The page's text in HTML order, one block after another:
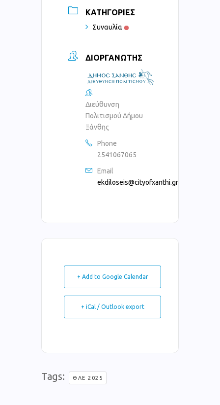
ΚΑΤΗΓΟΡΊΕΣ
Συναυλία
ΔΙΟΡΓΑΝΩΤΉΣ
Διεύθυνση
Πολιτισμού Δήμου
Ξάνθης
Phone
2541067065
Email
ekdiloseis@cityofxanthi.gr
+ Add to Google Calendar
+ iCal / Outlook export
Tags: ΘΛΕ 2025